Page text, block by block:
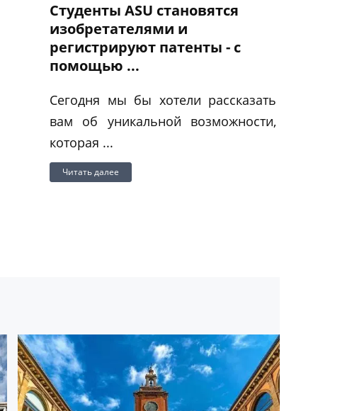
Студенты ASU становятся
изобретателями и
регистрируют патенты - с
помощью ...
Сегодня мы бы хотели рассказать
вам об уникальной возможности,
которая ...
Читать далее